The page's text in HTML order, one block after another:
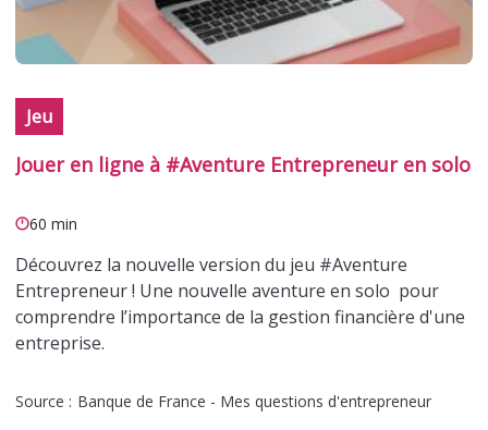
Jouer en ligne à #Aventure Entrepreneur en solo
Jeu
60 min
Découvrez la nouvelle version du jeu #Aventure
Entrepreneur ! Une nouvelle aventure en solo pour
comprendre l’importance de la gestion financière d'une
entreprise.
Source : Banque de France - Mes questions d'entrepreneur